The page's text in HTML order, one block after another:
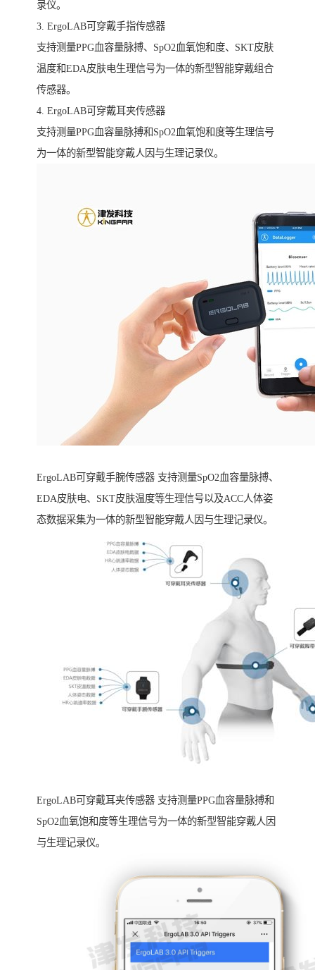
录仪。
3. ErgoLAB可穿戴手指传感器
支持测量PPG血容量脉搏、SpO2血氧饱和度、SKT皮肤
温度和EDA皮肤电生理信号为一体的新型智能穿戴组合
传感器。
4. ErgoLAB可穿戴耳夹传感器
支持测量PPG血容量脉搏和SpO2血氧饱和度等生理信号
为一体的新型智能穿戴人因与生理记录仪。
ErgoLAB可穿戴手腕传感器 支持测量SpO2血容量脉搏、
EDA皮肤电、SKT皮肤温度等生理信号以及ACC人体姿
态数据采集为一体的新型智能穿戴人因与生理记录仪。
ErgoLAB可穿戴耳夹传感器 支持测量PPG血容量脉搏和
SpO2血氧饱和度等生理信号为一体的新型智能穿戴人因
与生理记录仪。